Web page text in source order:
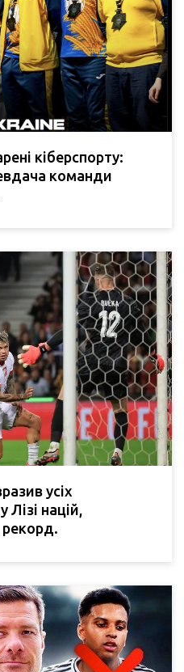
кіберспорту:
команди
усіх
націй,